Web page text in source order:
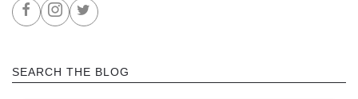
SEARCH THE BLOG